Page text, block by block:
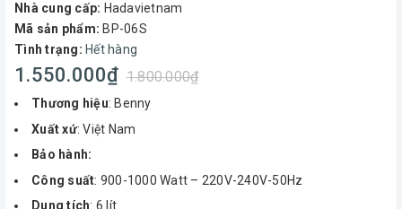
Nhà cung cấp: Hadavietnam
Mã sản phẩm: BP-06S
Tình trạng: Hết hàng
1.550.000₫ 1.800.000₫
Thương hiệu: Benny
Xuất xứ: Việt Nam
Bảo hành:
Công suất: 900-1000 Watt – 220V-240V-50Hz
Dung tích: 6 lít